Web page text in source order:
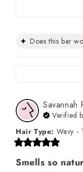
Does this bar
Savannah
Verified
Hair Type: Wavy -
Smells so